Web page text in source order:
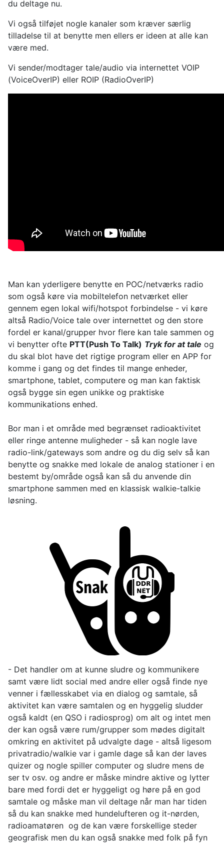
du deltage nu.
Vi også tilføjet nogle kanaler som kræver særlig
tilladelse til at benytte men ellers er ideen at alle kan
være med.
Vi sender/modtager tale/audio via internettet VOIP
(VoiceOverIP) eller ROIP (RadioOverIP)
Man kan yderligere benytte en POC/netværks radio
som også køre via mobiltelefon netværket eller
gennem egen lokal wifi/hotspot forbindelse - vi køre
altså Radio/Voice tale over internettet og den store
fordel er kanal/grupper hvor flere kan tale sammen og
vi benytter ofte PTT(Push To Talk) Tryk for at tale og
du skal blot have det rigtige program eller en APP for
komme i gang og det findes til mange enheder,
smartphone, tablet, computere og man kan faktisk
også bygge sin egen unikke og praktiske
kommunikations enhed.
Bor man i et område med begrænset radioaktivitet
eller ringe antenne muligheder - så kan nogle lave
radio-link/gateways som andre og du dig selv så kan
benytte og snakke med lokale de analog stationer i en
bestemt by/område også kan så du anvende din
smartphone sammen med en klassisk walkie-talkie
løsning.
- Det handler om at kunne sludre og kommunikere
samt være lidt social med andre eller også finde nye
venner i fællesskabet via en dialog og samtale, så
aktivitet kan være samtalen og en hyggelig sludder
også kaldt (en QSO i radiosprog) om alt og intet men
der kan også være rum/grupper som mødes digitalt
omkring en aktivitet på udvalgte dage - altså ligesom
privatradio/walkie var i gamle dage så kan der laves
quizer og nogle spiller computer og sludre mens de
ser tv osv. og andre er måske mindre aktive og lytter
bare med fordi det er hyggeligt og høre på en god
samtale og måske man vil deltage når man har tiden
så du kan snakke med hundelufteren og it-nørden,
radioamatøren og de kan være forskellige steder
geografisk men du kan også snakke med folk på fyn